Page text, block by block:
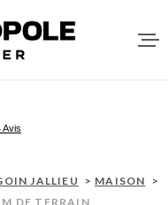
VENTES
JALLIEU
MAISON
DE TERRAIN